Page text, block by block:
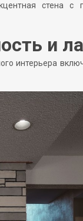
стена с
и
интерьера